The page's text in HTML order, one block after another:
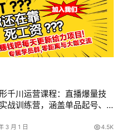
千川运营课程：直播爆量技
战训练营，涵盖单品起号、
3 月 1 日 4.5K